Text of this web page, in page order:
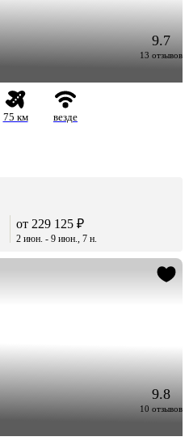
9.7
13 отзывов
75 км
везде
от 229 125 ₽
2 июн. - 9 июн., 7 н.
9.8
10 отзывов